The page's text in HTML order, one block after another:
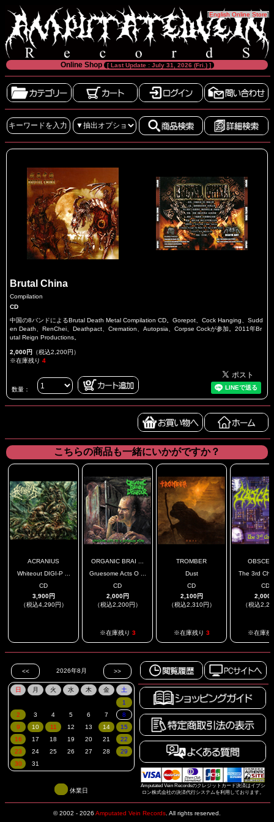
[English Online Store]
Online Shop [ Last Update : July 31, 2026 (Fri.) ]
Brutal China
Compilation
CD
中国の8バンドによるBrutal Death Metal Compilation CD。Gorepot、Cock Hanging、Sudd
en Death、RenChei、Deathpact、Cremation、Autopsia、Corpse Cockが参加。2011年Br
utal Reign Productions。
2,000円 （税込2,200円）
※在庫残り 4
数量：
こちらの商品も一緒にいかがですか？
ACRANIUS
Whiteout DIGI-P ...
CD
3,900円
（税込4,290円）
ORGANIC BRAI ...
Gruesome Acts O ...
CD
2,000円
（税込2,200円）
※在庫残り 3
TROMBER
Dust
CD
2,100円
（税込2,310円）
※在庫残り 3
The 3rd
CD
2,000
（税込
※在庫残
Amputated Vein Recordsのクレジットカード決済はイプシ
ロン株式会社の決済代行システムを利用しております。
休業日
© 2002 - 2026 Amputated Vein Records All rights reserved.